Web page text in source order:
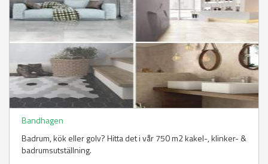
Bandhagen
Badrum, kök eller golv? Hitta det i vår 750 m2 kakel-, klinker- &
badrumsutställning.